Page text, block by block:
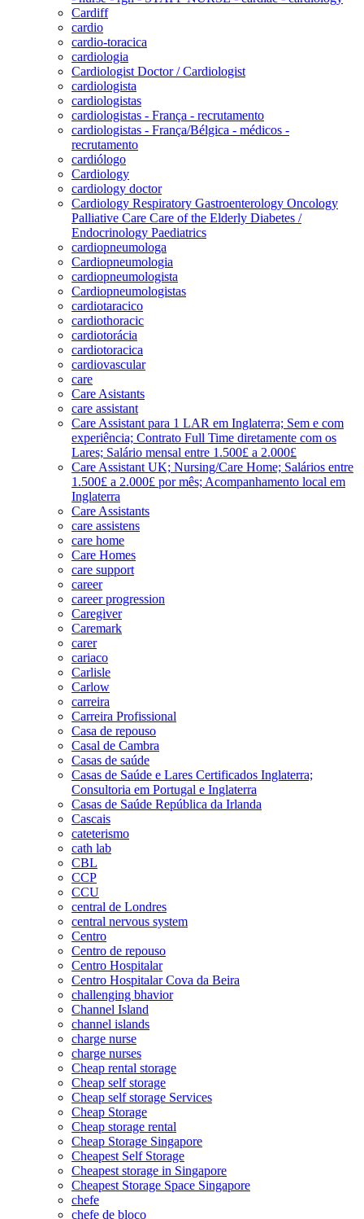
Cardiff
cardio
cardio-toracica
cardiologia
Cardiologist Doctor / Cardiologist
cardiologista
cardiologistas
cardiologistas - França - recrutamento
cardiologistas - França/Bélgica - médicos -
recrutamento
cardiólogo
Cardiology
cardiology doctor
Cardiology Respiratory Gastroenterology Oncology
Palliative Care Care of the Elderly Diabetes /
Endocrinology Paediatrics
cardiopneumologa
Cardiopneumologia
cardiopneumologista
Cardiopneumologistas
cardiotaracico
cardiothoracic
cardiotorácia
cardiotoracica
cardiovascular
care
Care Asistants
care assistant
Care Assistant para 1 LAR em Inglaterra; Sem e com
experiência; Contrato Full Time diretamente com os
Lares; Salário mensal entre 1.500£ a 2.000£
Care Assistant UK; Nursing/Care Home; Salários entre
1.500£ a 2.000£ por mês; Acompanhamento local em
Inglaterra
Care Assistants
care assistens
care home
Care Homes
care support
career
career progression
Caregiver
Caremark
carer
cariaco
Carlisle
Carlow
carreira
Carreira Profissional
Casa de repouso
Casal de Cambra
Casas de saúde
Casas de Saúde e Lares Certificados Inglaterra;
Consultoria em Portugal e Inglaterra
Casas de Saúde República da Irlanda
Cascais
cateterismo
cath lab
CBL
CCP
CCU
central de Londres
central nervous system
Centro
Centro de repouso
Centro Hospitalar
Centro Hospitalar Cova da Beira
challenging bhavior
Channel Island
channel islands
charge nurse
charge nurses
Cheap rental storage
Cheap self storage
Cheap self storage Services
Cheap Storage
Cheap storage rental
Cheap Storage Singapore
Cheapest Self Storage
Cheapest storage in Singapore
Cheapest Storage Space Singapore
chefe
chefe de bloco